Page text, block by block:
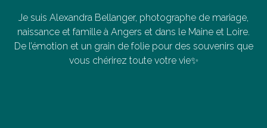
Je suis Alexandra Bellanger, photographe de mariage,
naissance et famille à Angers et dans le Maine et Loire.
De l’émotion et un grain de folie pour des souvenirs que
vous chérirez toute votre vie✨